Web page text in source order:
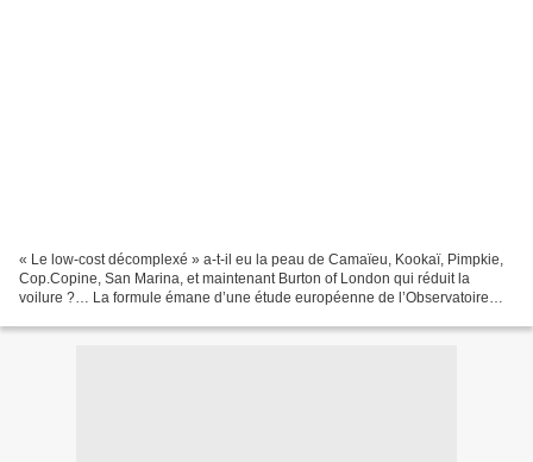
« Le low-cost décomplexé » a-t-il eu la peau de Camaïeu, Kookaï, Pimpkie,
Cop.Copine, San Marina, et maintenant Burton of London qui réduit la
voilure ?… La formule émane d’une étude européenne de l’Observatoire